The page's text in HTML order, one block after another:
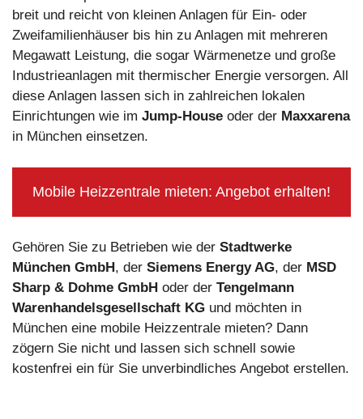
breit und reicht von kleinen Anlagen für Ein- oder
Zweifamilienhäuser bis hin zu Anlagen mit mehreren
Megawatt Leistung, die sogar Wärmenetze und große
Industrieanlagen mit thermischer Energie versorgen. All
diese Anlagen lassen sich in zahlreichen lokalen
Einrichtungen wie im Jump-House oder der Maxxarena
in München einsetzen.
Mobile Heizzentrale mieten: Angebot erhalten!
Gehören Sie zu Betrieben wie der Stadtwerke
München GmbH, der Siemens Energy AG, der MSD
Sharp & Dohme GmbH oder der Tengelmann
Warenhandelsgesellschaft KG und möchten in
München eine mobile Heizzentrale mieten? Dann
zögern Sie nicht und lassen sich schnell sowie
kostenfrei ein für Sie unverbindliches Angebot erstellen.